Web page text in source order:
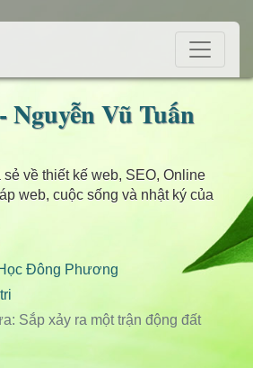
Nguyễn Vũ Tuấn
về thiết kế web, SEO, Online
web, cuộc sống và nhật ký của
Đông Phương
Sắp xảy ra một trận động đất